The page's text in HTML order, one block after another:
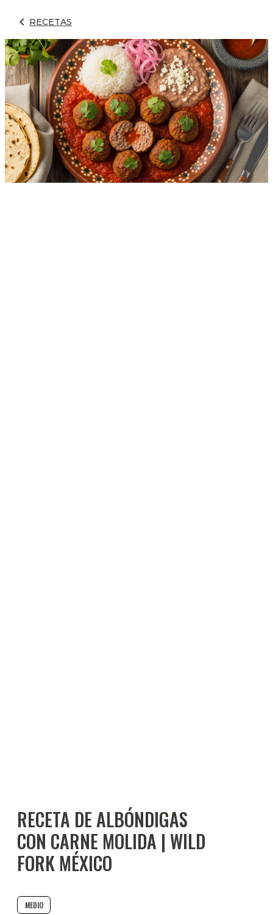
RECETAS
RECETA DE ALBÓNDIGAS
CON CARNE MOLIDA | WILD
FORK MÉXICO
MEDIO